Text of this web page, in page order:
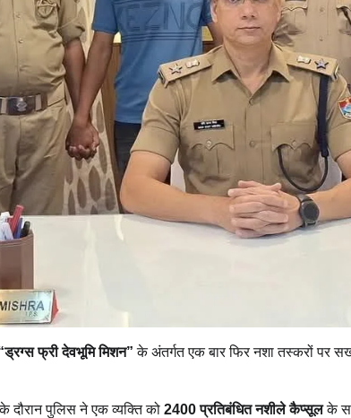
फ्री देवभूमि मिशन” के अंतर्गत एक बार फिर नशा तस्करों पर
दौरान पुलिस ने एक व्यक्ति को 2400 प्रतिबंधित नशीले कैप्सूलके